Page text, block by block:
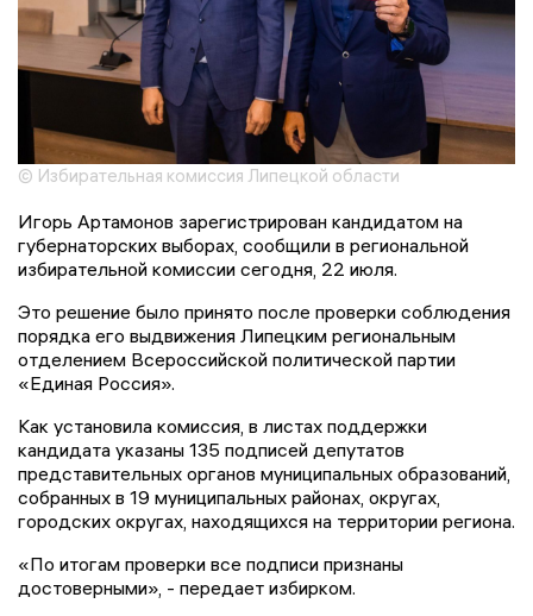
© Избирательная комиссия Липецкой области
Игорь Артамонов зарегистрирован кандидатом на
губернаторских выборах, сообщили в региональной
избирательной комиссии сегодня, 22 июля.
Это решение было принято после проверки соблюдения
порядка его выдвижения Липецким региональным
отделением Всероссийской политической партии
«Единая Россия».
Как установила комиссия, в листах поддержки
кандидата указаны 135 подписей депутатов
представительных органов муниципальных образований,
собранных в 19 муниципальных районах, округах,
городских округах, находящихся на территории региона.
«По итогам проверки все подписи признаны
достоверными», - передает избирком.